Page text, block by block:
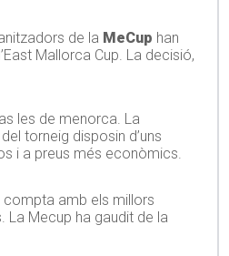
de la MeCup han
Mallorca Cup. La decisió,
les de menorca. La
torneig disposin d’uns
i a preus més econòmics.
compta amb els millors
La Mecup ha gaudit de la